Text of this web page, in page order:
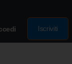
Iscriviti